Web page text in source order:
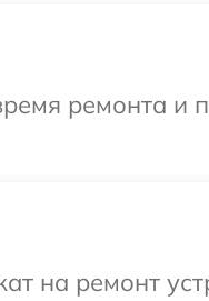
ремонта и
на ремонт